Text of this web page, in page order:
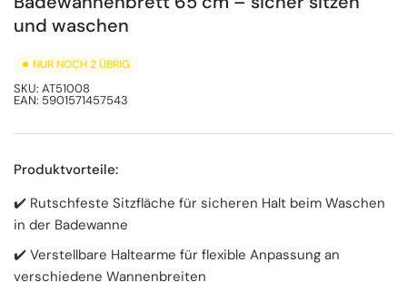
und waschen
NUR NOCH 2 ÜBRIG
SKU: AT51008
EAN: 5901571457543
Produktvorteile:
✔️ Rutschfeste Sitzfläche für sicheren Halt beim Waschen
in der Badewanne
✔️ Verstellbare Haltearme für flexible Anpassung an
verschiedene Wannenbreiten